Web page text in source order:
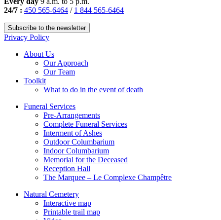
24/7 : 450 565-6464 / 1 844 565-6464
Subscribe to the newsletter
Privacy Policy
About Us
Our Approach
Our Team
Toolkit
What to do in the event of death
Funeral Services
Pre-Arrangements
Complete Funeral Services
Interment of Ashes
Outdoor Columbarium
Indoor Columbarium
Memorial for the Deceased
Reception Hall
The Marquee – Le Complexe Champêtre
Natural Cemetery
Interactive map
Printable trail map